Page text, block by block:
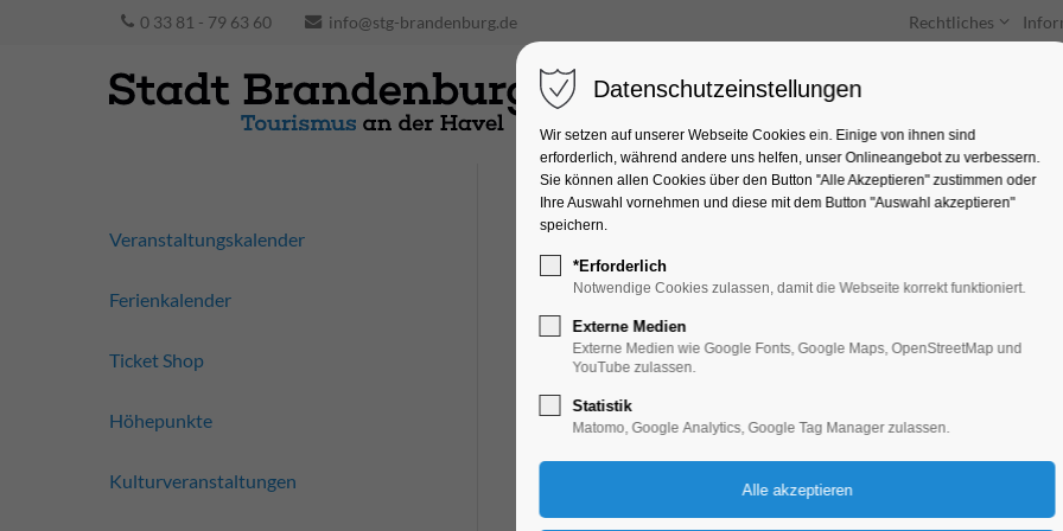
0 33 81 - 79 63 60 info@stg-brandenburg.de Rechtliches
Unterkünfte Entdecken & Erleben
Quiz-Tour
Bildung, Vortrag, Ferienkalender, Kinder,
25.04.2025, 10:00–17:00
Veranstaltungskalender
Ferienkalender
Ticket Shop
Höhepunkte
Kulturveranstaltungen
Datenschutzeinstellungen
Wir setzen auf unserer Webseite Cookies ein. Einige von ihnen sind
erforderlich, während andere uns helfen, unser Onlineangebot zu verbessern.
Sie können allen Cookies über den Button "Alle Akzeptieren" zustimmen oder
Ihre Auswahl vornehmen und diese mit dem Button "Auswahl akzeptieren"
speichern.
*Erforderlich
Notwendige Cookies zulassen, damit die Webseite korrekt funktioniert.
Externe Medien
Externe Medien wie Google Fonts, Google Maps, OpenStreetMap und
YouTube zulassen.
Statistik
Matomo, Google Analytics, Google Tag Manager zulassen.